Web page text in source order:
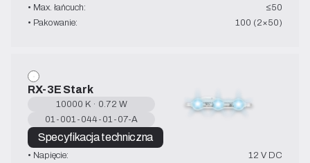
• Max. łańcuch:
≤50
• Pakowanie:
100 (2×50)
RX-3E Stark
10000 K · 0.72 W
01-001-044-01-07-A
Specyfikacja techniczna
• Napięcie:
12 V DC